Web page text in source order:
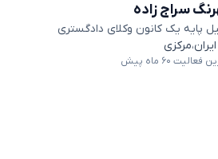
سراج زاده
پایه یک کانون وکلای دادگستری
ایران،مرکزی
فعالیت ۶۰ ماه پیش